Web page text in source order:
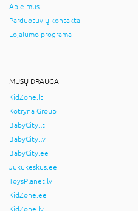
Apie mus
Parduotuvių kontaktai
Lojalumo programa
MŪSŲ DRAUGAI
KidZone.lt
Kotryna Group
BabyCity.lt
BabyCity.lv
BabyCity.ee
Jukukeskus.ee
ToysPlanet.lv
KidZone.ee
KidZone.lv